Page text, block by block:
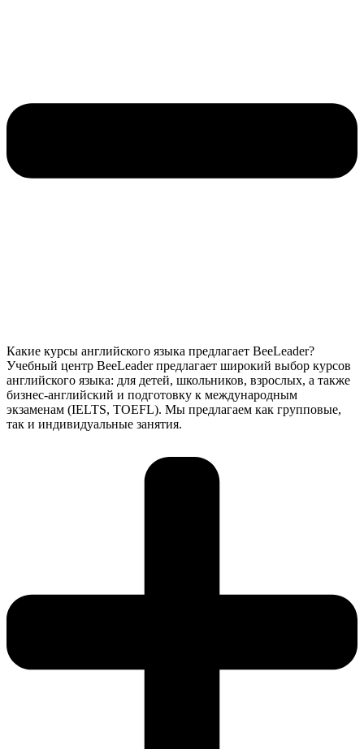
Какие курсы английского языка предлагает BeeLeader?
Учебный центр BeeLeader предлагает широкий выбор курсов
английского языка: для детей, школьников, взрослых, а также
бизнес-английский и подготовку к международным
экзаменам (IELTS, TOEFL). Мы предлагаем как групповые,
так и индивидуальные занятия.